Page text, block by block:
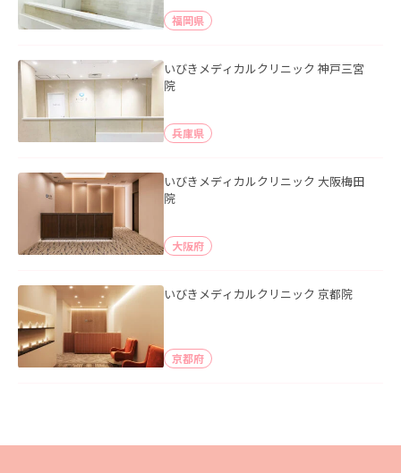
福岡県
いびきメディカルクリニック 神戸三宮
院
兵庫県
いびきメディカルクリニック 大阪梅田
院
大阪府
いびきメディカルクリニック 京都院
京都府